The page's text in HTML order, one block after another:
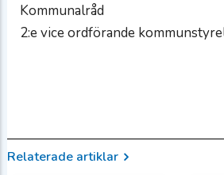
Kommunalråd
2:e vice ordförande
Relaterade artiklar